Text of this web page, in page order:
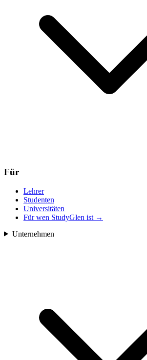
Für
Lehrer
Studenten
Universitäten
Für wen StudyGlen ist →
Unternehmen